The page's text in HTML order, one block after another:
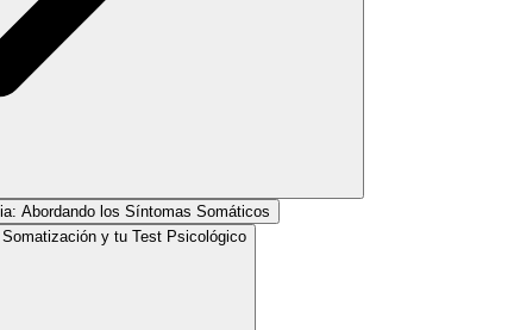
Abordando los Síntomas Somáticos
y tu Test Psicológico